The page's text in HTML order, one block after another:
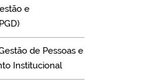
e
de Pessoas e
Institucional